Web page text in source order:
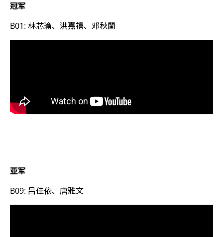
冠军
B01: 林芯瑜、洪嘉禧、邓秋蘭
亚军
B09: 吕佳依、唐雅文